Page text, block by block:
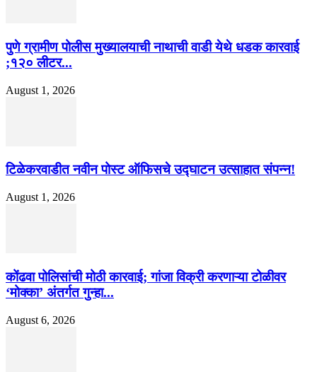
पुणे ग्रामीण पोलीस मुख्यालयाची नाथाची वाडी येथे धडक कारवाई
;१२० लीटर...
August 1, 2026
टिळेकरवाडीत नवीन पोस्ट ऑफिसचे उद्घाटन उत्साहात संपन्न!
August 1, 2026
कोंढवा पोलिसांची मोठी कारवाई; गांजा विक्री करणाऱ्या टोळीवर
‘मोक्का’ अंतर्गत गुन्हा...
August 6, 2026